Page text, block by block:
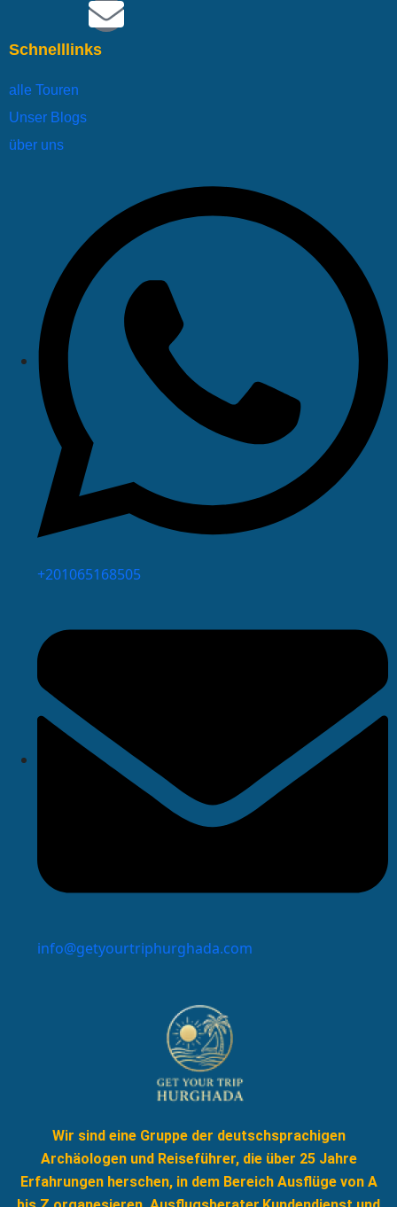
Schnelllinks
alle Touren
Unser Blogs
über uns
⁦+201065168505
info@getyourtriphurghada.com
Wir sind eine Gruppe der deutschsprachigen
Archäologen und Reiseführer, die über 25 Jahre
Erfahrungen herschen, in dem Bereich Ausflüge von A